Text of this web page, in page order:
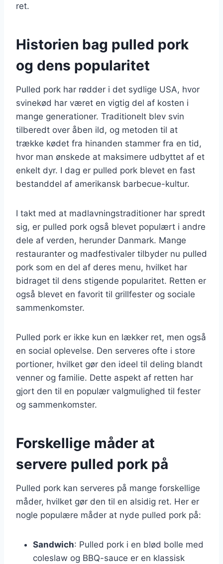
ret.
Historien bag pulled pork
og dens popularitet
Pulled pork har rødder i det sydlige USA, hvor
svinekød har været en vigtig del af kosten i
mange generationer. Traditionelt blev svin
tilberedt over åben ild, og metoden til at
trække kødet fra hinanden stammer fra en tid,
hvor man ønskede at maksimere udbyttet af et
enkelt dyr. I dag er pulled pork blevet en fast
bestanddel af amerikansk barbecue-kultur.
I takt med at madlavningstraditioner har spredt
sig, er pulled pork også blevet populært i andre
dele af verden, herunder Danmark. Mange
restauranter og madfestivaler tilbyder nu pulled
pork som en del af deres menu, hvilket har
bidraget til dens stigende popularitet. Retten er
også blevet en favorit til grillfester og sociale
sammenkomster.
Pulled pork er ikke kun en lækker ret, men også
en social oplevelse. Den serveres ofte i store
portioner, hvilket gør den ideel til deling blandt
venner og familie. Dette aspekt af retten har
gjort den til en populær valgmulighed til fester
og sammenkomster.
Forskellige måder at
servere pulled pork på
Pulled pork kan serveres på mange forskellige
måder, hvilket gør den til en alsidig ret. Her er
nogle populære måder at nyde pulled pork på:
Sandwich: Pulled pork i en blød bolle med
coleslaw og BBQ-sauce er en klassisk